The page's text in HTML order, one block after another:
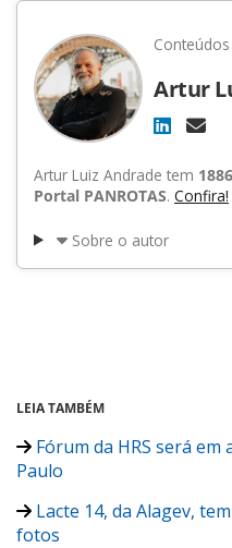
Artur
Artur Luiz Andrade tem
Portal PANROTAS. Confira!
Sobre o autor
LEIA TAMBÉM
Fórum da HRS será
Paulo
Lacte 14, da Alagev,
fotos